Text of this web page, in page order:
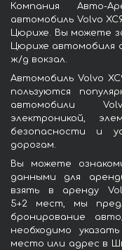
Компания Авто-
автомобиль Volvo
Цюрихе. Вы можете
Цюрихе автомобиля
ж/д вокзал.
Автомобиль Volvo
пользуются
автомобили
электроникой,
безопасности и
дорогам.
Вы можете
данными для
взять в аренду
5+2 мест, мы
бронирование
необходимо
место или адрес в